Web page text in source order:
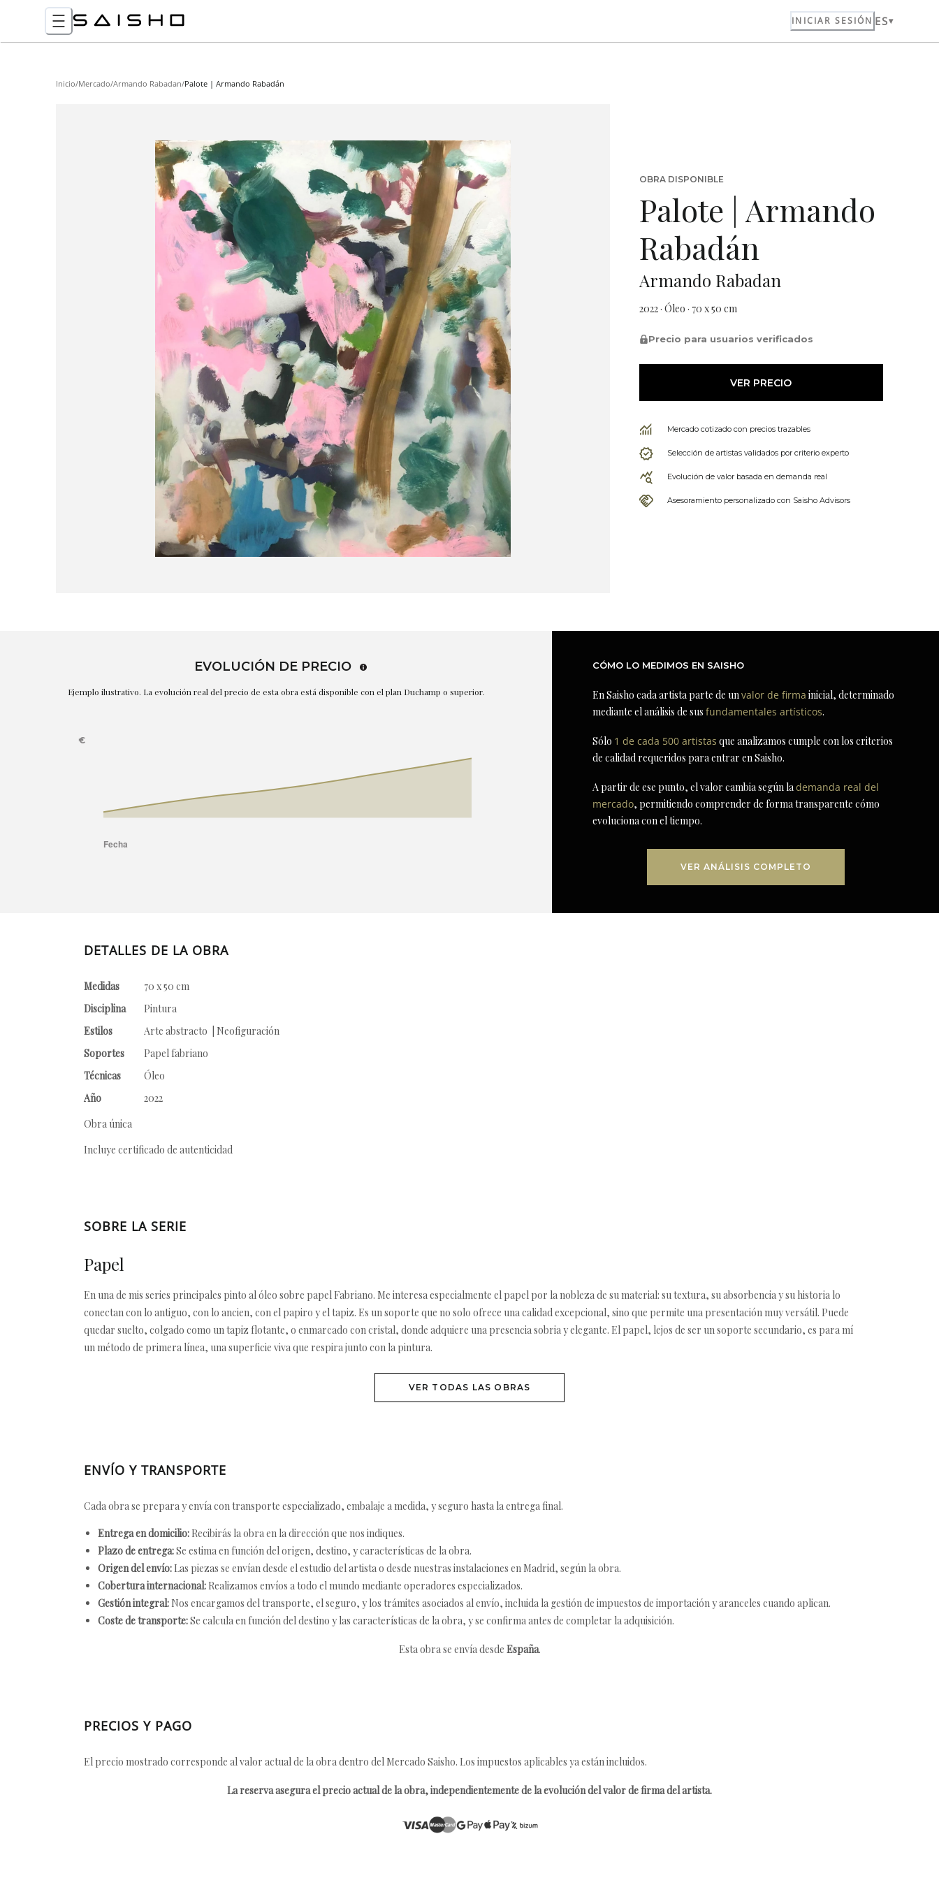
INICIAR SESIÓN ES
Inicio/Mercado/Armando Rabadan/Palote | Armando Rabadán
OBRA DISPONIBLE
Palote | Armando
Rabadán
Armando Rabadan
2022 · Óleo · 70 x 50 cm
Precio para usuarios verificados
VER PRECIO
Mercado cotizado con precios trazables
Selección de artistas validados por criterio experto
Evolución de valor basada en demanda real
Asesoramiento personalizado con Saisho Advisors
EVOLUCIÓN DE PRECIO
Ejemplo ilustrativo. La evolución real del precio de esta obra está disponible con el plan Duchamp o superior.
CÓMO LO MEDIMOS EN SAISHO
En Saisho cada artista parte de unvalor de firma inicial, determinado
mediante el análisis de susfundamentales artísticos.
Sólo 1 de cada 500 artistas que analizamos cumple con los criterios
de calidad requeridos para entrar en Saisho.
A partir de ese punto, el valor cambia según lademanda real del
mercado, permitiendo comprender de forma transparente cómo
evoluciona con el tiempo.
VER ANÁLISIS COMPLETO
DETALLES DE LA OBRA
Medidas
70 x 50 cm
Disciplina
Pintura
Estilos
Arte abstracto | Neofiguración
Soportes
Papel fabriano
Técnicas
Óleo
Año
2022
Obra única
Incluye certificado de autenticidad
SOBRE LA SERIE
Papel
En una de mis series principales pinto al óleo sobre papel Fabriano. Me interesa especialmente el papel por la nobleza de su material: su textura, su absorbencia y su historia lo
conectan con lo antiguo, con lo ancien, con el papiro y el tapiz. Es un soporte que no solo ofrece una calidad excepcional, sino que permite una presentación muy versátil. Puede
quedar suelto, colgado como un tapiz flotante, o enmarcado con cristal, donde adquiere una presencia sobria y elegante. El papel, lejos de ser un soporte secundario, es para mí
un método de primera línea, una superficie viva que respira junto con la pintura.
VER TODAS LAS OBRAS
ENVÍO Y TRANSPORTE
Cada obra se prepara y envía con transporte especializado, embalaje a medida, y seguro hasta la entrega final.
Entrega en domicilio: Recibirás la obra en la dirección que nos indiques.
Plazo de entrega:Se estima en función del origen, destino, y características de la obra.
Origen del envío: Las piezas se envían desde el estudio del artista o desde nuestras instalaciones en Madrid, según la obra.
Cobertura internacional: Realizamos envíos a todo el mundo mediante operadores especializados.
Gestión integral: Nos encargamos del transporte, el seguro, y los trámites asociados al envío, incluida la gestión de impuestos de importación y aranceles cuando aplican.
Coste de transporte:Se calcula en función del destino y las características de la obra, y se confirma antes de completar la adquisición.
Esta obra se envía desde España.
PRECIOS Y PAGO
El precio mostrado corresponde al valor actual de la obra dentro del Mercado Saisho. Los impuestos aplicables ya están incluidos.
La reserva asegura el precio actual de la obra, independientemente de la evolución del valor de firma del artista.